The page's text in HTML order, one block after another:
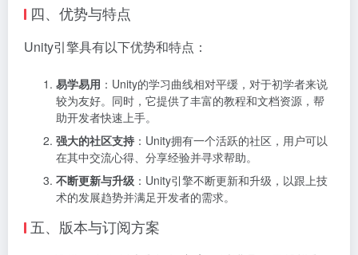
四、优势与特点
Unity引擎具有以下优势和特点：
易学易用 ：Unity的学习曲线相对平缓，对于初学者来说
较为友好。同时，它提供了丰富的教程和文档资源，帮
助开发者快速上手。
强大的社区支持 ：Unity拥有一个活跃的社区，用户可以
在其中交流心得、分享经验并寻求帮助。
不断更新与升级 ：Unity引擎不断更新和升级，以跟上技
术的发展趋势并满足开发者的需求。
五、版本与订阅方案